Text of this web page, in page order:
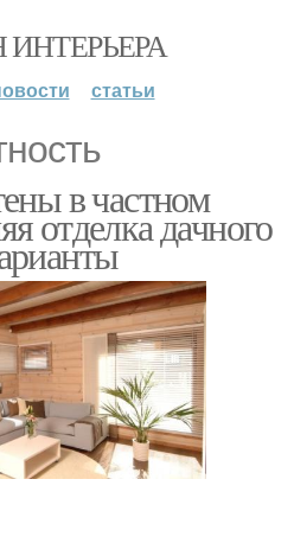
статьи
в частном
отделка дачного